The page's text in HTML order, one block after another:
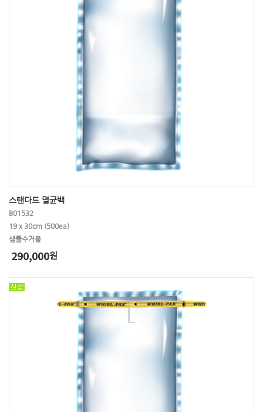
스탠다드 멸균백
B01532
19 x 30cm (500ea)
샘플수거용
290,000원